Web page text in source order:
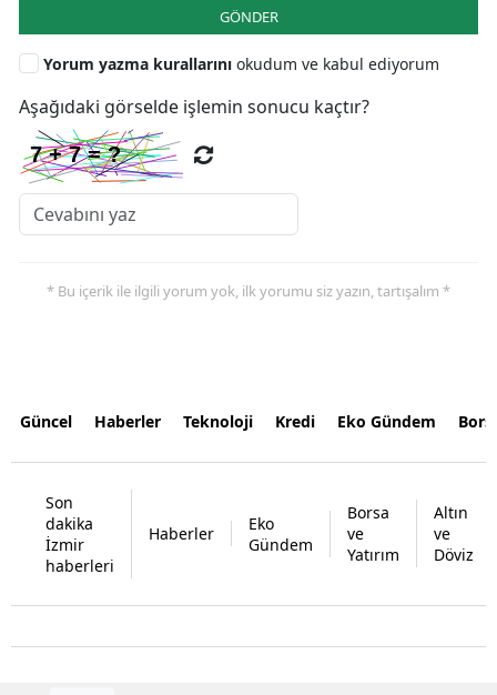
GÖNDER
Yorum yazma kurallarını okudum ve kabul ediyorum
Aşağıdaki görselde işlemin sonucu kaçtır?
* Bu içerik ile ilgili yorum yok, ilk yorumu siz yazın, tartışalım *
Güncel Haberler Teknoloji Kredi Eko Gündem
Son
dakika
İzmir
haberleri
Haberler
Eko
Gündem
Borsa
ve
Yatırım
Altın
ve
Döviz